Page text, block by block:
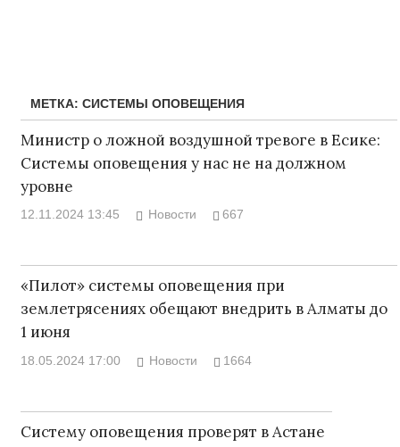
МЕТКА: СИСТЕМЫ ОПОВЕЩЕНИЯ
Министр о ложной воздушной тревоге в Есике:
Системы оповещения у нас не на должном
уровне
12.11.2024 13:45 Новости 667
«Пилот» системы оповещения при
землетрясениях обещают внедрить в Алматы до
1 июня
18.05.2024 17:00 Новости 1664
Систему оповещения проверят в Астане